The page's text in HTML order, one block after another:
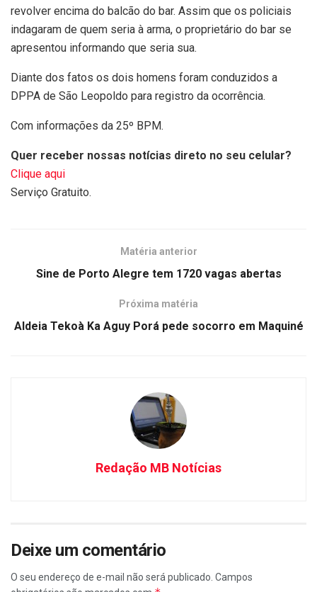
revolver encima do balcão do bar. Assim que os policiais
indagaram de quem seria à arma, o proprietário do bar se
apresentou informando que seria sua.
Diante dos fatos os dois homens foram conduzidos a
DPPA de São Leopoldo para registro da ocorrência.
Com informações da 25º BPM.
Quer receber nossas notícias direto no seu celular?
Clique aqui
Serviço Gratuito.
Matéria anterior
Sine de Porto Alegre tem 1720 vagas abertas
Próxima matéria
Aldeia Tekoà Ka Aguy Porá pede socorro em Maquiné
Redação MB Notícias
Deixe um comentário
O seu endereço de e-mail não será publicado. Campos